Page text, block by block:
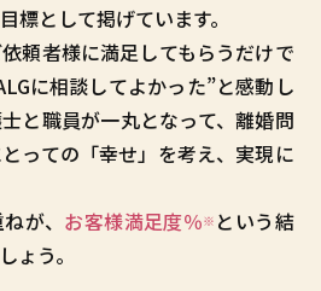
標として掲げています。
頼者様に満足してもらうだけで
に相談してよかった”と感動し
と職員が一丸となって、離婚問
っての「幸せ」を考え、実現に
が、 お客様満足度％※ という結
ょう。